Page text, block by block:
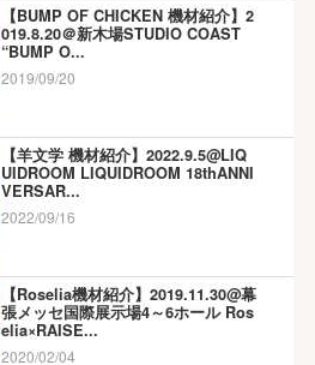
【BUMP OF CHICKEN 機材紹介】2
019.8.20＠新木場STUDIO COAST
“BUMP O...
2019/09/20
【羊文学 機材紹介】2022.9.5@LIQ
UIDROOM LIQUIDROOM 18thANNI
VERSAR...
2022/09/16
【Roselia機材紹介】2019.11.30@幕
張メッセ国際展示場4～6ホール Ros
elia×RAISE...
2020/02/04